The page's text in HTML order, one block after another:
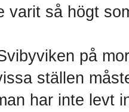
varit så högt
på
ställen
har inte levt